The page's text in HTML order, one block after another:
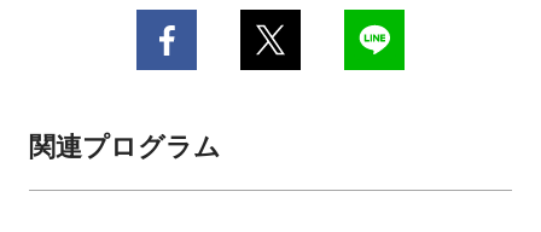
関連プログラム